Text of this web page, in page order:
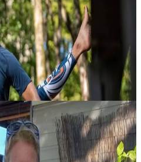
equilibrio, immersi nella quiete
Questo ritiro di fine estate,
Moses, è pensato per chi....
e Suzie